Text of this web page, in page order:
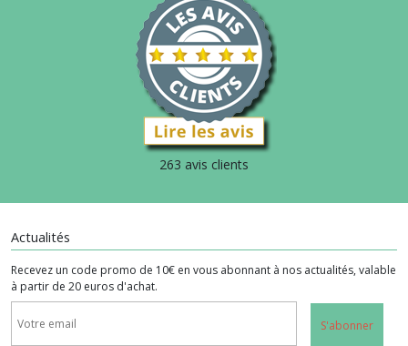
263 avis clients
Actualités
Recevez un code promo de 10€ en vous abonnant à nos actualités, valable
à partir de 20 euros d'achat.
S'abonner